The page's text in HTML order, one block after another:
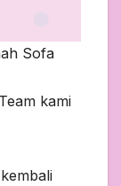
Sofa
kami